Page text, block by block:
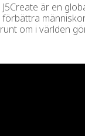
J5Create är en
förbättra
runt om i världen